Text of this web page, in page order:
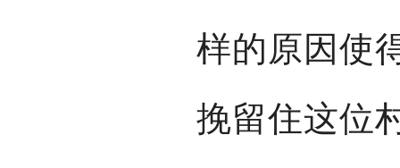
样的原因使
挽留住这位